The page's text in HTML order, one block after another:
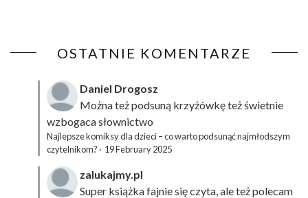
OSTATNIE KOMENTARZE
Daniel Drogosz
Można też podsuną krzyżówkęteż świetnie
wzbogaca słownictwo
Najlepsze komiksy dla dzieci – co warto podsunąć najmłodszym
czytelnikom? · 19 February 2025
zalukajmy.pl
Super książka fajnie się czyta, ale też polecam